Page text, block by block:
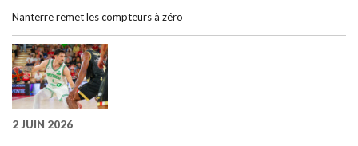
Nanterre remet les compteurs à zéro
2 JUIN 2026